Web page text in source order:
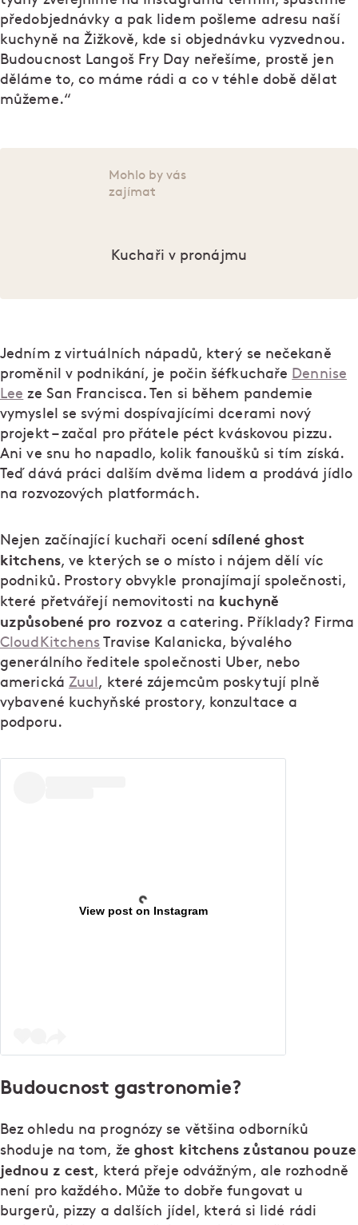
předobjednávky a pak lidem pošleme adresu naší
kuchyně na Žižkově, kde si objednávku vyzvednou.
Budoucnost Langoš Fry Day neřešíme, prostě jen
děláme to, co máme rádi a co v téhle době dělat
můžeme.“
Mohlo by vás
zajímat
Kuchaři v pronájmu
Jedním z virtuálních nápadů, který se nečekaně
proměnil v podnikání, je počin šéfkuchaře Dennise
Lee ze San Francisca. Ten si během pandemie
vymyslel se svými dospívajícími dcerami nový
projekt – začal pro přátele péct kváskovou pizzu.
Ani ve snu ho napadlo, kolik fanoušků si tím získá.
Teď dává práci dalším dvěma lidem a prodává jídlo
na rozvozových platformách.
Nejen začínající kuchaři ocenísdílené ghost
kitchens, ve kterých se o místo i nájem dělí víc
podniků. Prostory obvykle pronajímají společnosti,
které přetvářejí nemovitosti na kuchyně
uzpůsobené pro rozvoza catering. Příklady? Firma
CloudKitchens Travise Kalanicka, bývalého
generálního ředitele společnosti Uber, nebo
americká Zuul , které zájemcům poskytují plně
vybavené kuchyňské prostory, konzultace a
podporu.
View post on Instagram
Budoucnost gastronomie?
Bez ohledu na prognózy se většina odborníků
shoduje na tom, že ghost kitchens zůstanou pouze
jednou z cest, která přeje odvážným, ale rozhodně
není pro každého. Může to dobře fungovat u
burgerů, pizzy a dalších jídel, která si lidé rádi